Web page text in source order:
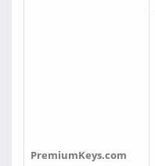
PremiumKeys.com